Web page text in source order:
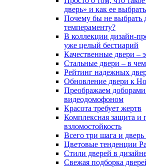
дверь» и как ее выбрать
Почему бы не выбрать
темпераменту?
В коллекции дизайн-
уже целый бестиарий
Качественные двери –
Стальные двери – в
Рейтинг надежных
Обновление двери к
Преображаем доборами
видеодомофоном
Красота требует жертв
Комплексная защита и
взломостойкость
Всего три шага и дверь
Цветовые тенденции
Стили дверей в
Свежая подборка